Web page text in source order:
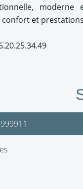
et